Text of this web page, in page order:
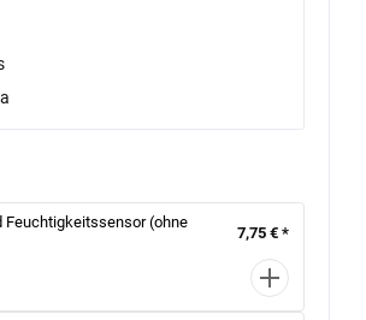
Feuchtigkeitssensor (ohne
7,75 € *